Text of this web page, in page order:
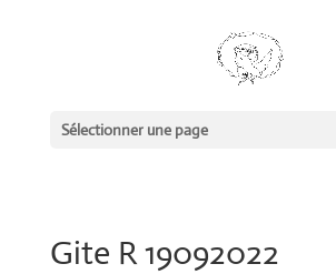
Sélectionner une page
Gite R 19092022